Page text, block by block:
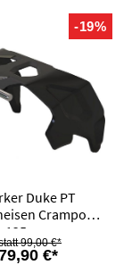
-19%
Duke PT
Crampon
125mm
€*
99,00 €*